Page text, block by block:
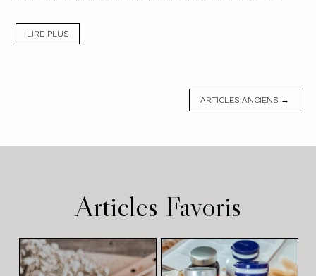
LIRE PLUS
ARTICLES ANCIENS →
Articles Favoris